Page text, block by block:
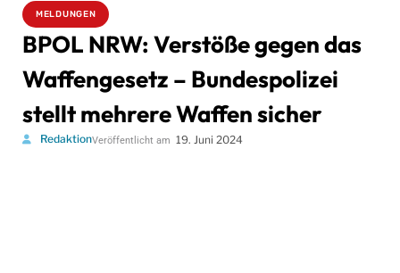
MELDUNGEN
BPOL NRW: Verstöße gegen das
Waffengesetz – Bundespolizei
stellt mehrere Waffen sicher
RedaktionVeröffentlicht am 19. Juni 2024